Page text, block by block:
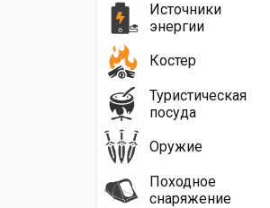
Источники
энергии
Костер
Туристическая
посуда
Оружие
Походное
снаряжение